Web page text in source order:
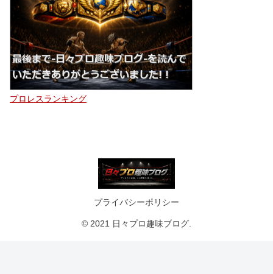
プロレスランキング
プライバシーポリシー
© 2021 日々プロ趣味ブログ.